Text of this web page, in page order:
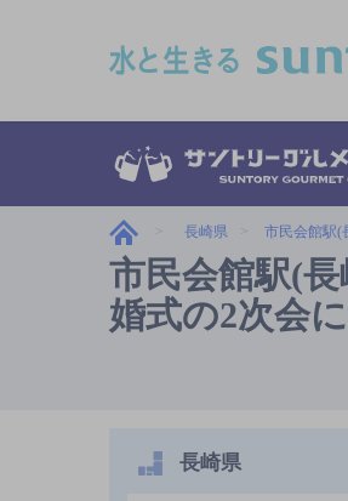
長崎県 市民会館駅(
市民会館駅(
婚式の2次会
長崎県